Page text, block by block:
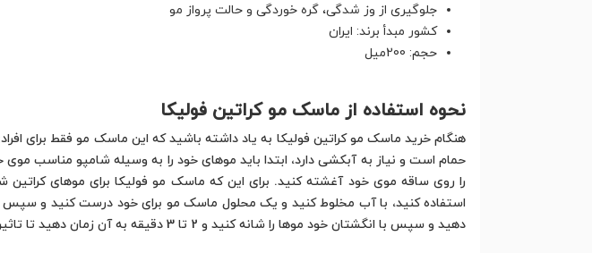
جلوگیری از وز شدگی، گره خوردگی و حالت پرواز مو
کشور مبدأ برند: ایران
حجم: 200میل
نحوه استفاده از ماسک مو کراتین فولیکا
هنگام خرید ماسک مو کراتین فولیکا به یاد داشته باشید که این ماسک مو فقط برای
حمام است و نیاز به آبکشی دارد، ابتدا باید موهای خود را به وسیله شامپو مناسب موی
را روی ساقه موی خود آغشته کنید. برای این که ماسک مو فولیکا برای موهای کراتین
استفاده کنید، با آب مخلوط کنید و یک محلول ماسک مو برای خود درست کنید و سپس
دهید و سپس با انگشتان خود موها را شانه کنید و 2 تا 3 دقیقه به آن زمان دهید تا تاثیر خود را روی موهای شما بگذارد. بعد از آن می توانید موهای خود را آبکشی کنید.